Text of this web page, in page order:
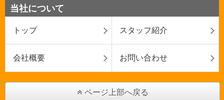
当社について
トップ スタッフ紹介
会社概要 お問い合わせ
ページ上部へ戻る